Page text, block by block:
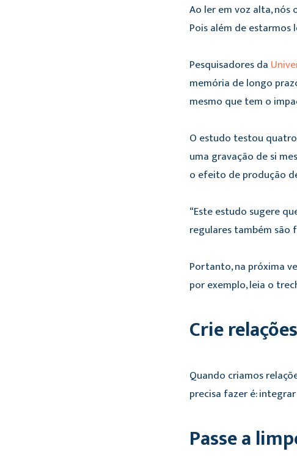
Ao ler em voz alta,
Pois além de
Pesquisadores da
memória de longo
mesmo que tem o
O estudo testou
uma gravação de si
o efeito de produção
“Este estudo sugere
regulares também são
Portanto, na próxima
por exemplo, leia o
Crie relações
Quando criamos
precisa fazer é:
Passe a